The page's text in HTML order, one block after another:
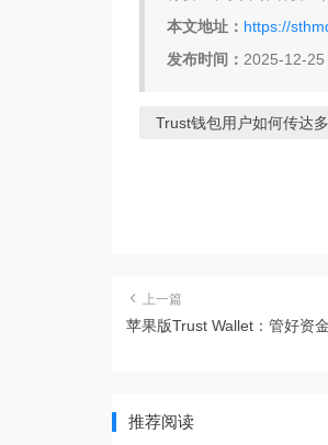
本文地址： https://
发布时间： 2025-12-25
Trust钱包用户如何传达
上一篇
苹果版Trust Wallet：管好资
推荐阅读